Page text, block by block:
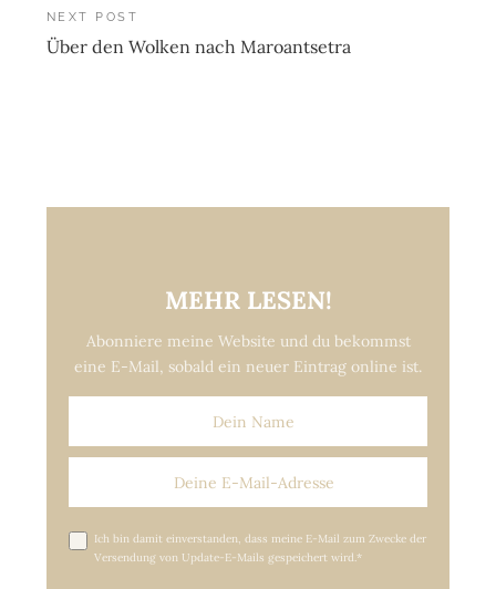
NEXT POST
Über den Wolken nach Maroantsetra
MEHR LESEN!
Abonniere meine Website und du bekommst
eine E-Mail, sobald ein neuer Eintrag online ist.
Ich bin damit einverstanden, dass meine E-Mail zum Zwecke der
Versendung von Update-E-Mails gespeichert wird.*